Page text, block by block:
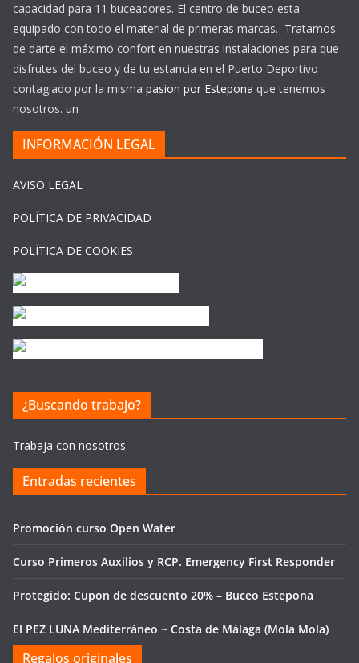
capacidad para 11 buceadores. El centro de buceo esta
equipado con todo el material de primeras marcas. Tratamos
de darte el máximo confort en nuestras instalaciones para que
disfrutes del buceo y de tu estancia en el Puerto Deportivo
contagiado por la misma pasion por Estepona que tenemos
nosotros. un
INFORMACIÓN LEGAL
AVISO LEGAL
POLÍTICA DE PRIVACIDAD
POLÍTICA DE COOKIES
¿Buscando trabajo?
Trabaja con nosotros
Entradas recientes
Promoción curso Open Water
Curso Primeros Auxilios y RCP. Emergency First Responder
Protegido: Cupon de descuento 20% – Buceo Estepona
El PEZ LUNA Mediterráneo ~ Costa de Málaga (Mola Mola)
Regalos originales